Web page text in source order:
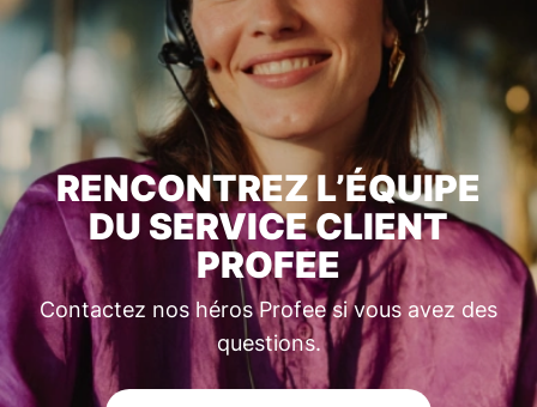
RENCONTREZ L’ÉQUIPE
DU SERVICE CLIENT
PROFEE
Contactez nos héros Profee si vous avez des
questions.